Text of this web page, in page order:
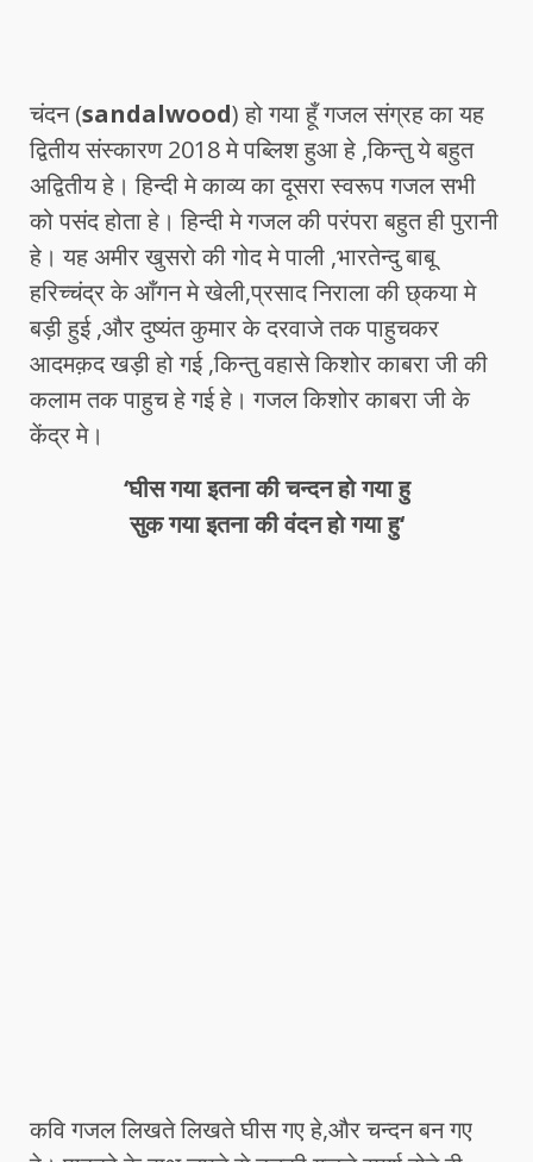
चंदन (sandalwood) हो गया हूँ गजल संग्रह का यह
द्वितीय संस्कारण 2018 मे पब्लिश हुआ हे ,किन्तु ये बहुत
अद्वितीय हे। हिन्दी मे काव्य का दूसरा स्वरूप गजल सभी
को पसंद होता हे। हिन्दी मे गजल की परंपरा बहुत ही पुरानी
हे। यह अमीर खुसरो की गोद मे पाली ,भारतेन्दु बाबू
हरिच्चंद्र के आँगन मे खेली,प्रसाद निराला की छ्कया मे
बड़ी हुई ,और दुष्यंत कुमार के दरवाजे तक पाहुचकर
आदमक़द खड़ी हो गई ,किन्तु वहासे किशोर काबरा जी की
कलाम तक पाहुच हे गई हे। गजल किशोर काबरा जी के
केंद्र मे।
‘घीस गया इतना की चन्दन हो गया हु
सुक गया इतना की वंदन हो गया हु‘
कवि गजल लिखते लिखते घीस गए हे,और चन्दन बन गए